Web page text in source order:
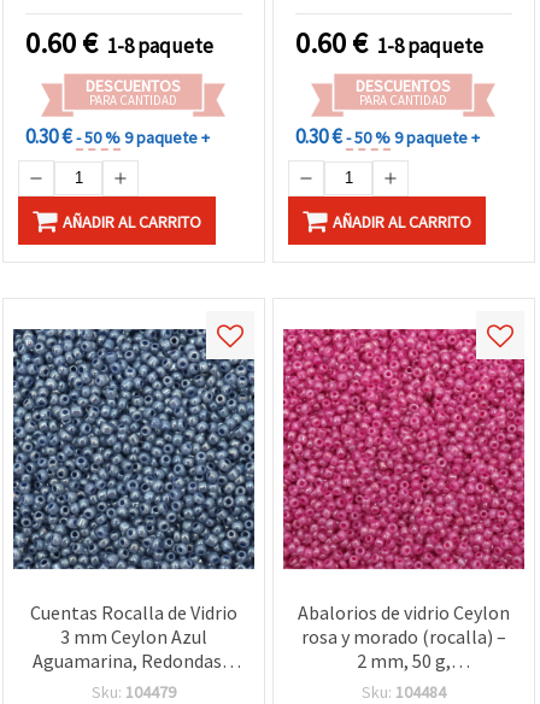
0.60€ 1-8 paquete
DESCUENTOS
PARA CANTIDAD
0.30 €- 50 %9 paquete +
AÑADIR AL CARRITO
0.60€ 1-8 paquete
DESCUENTOS
PARA CANTIDAD
0.30 €- 50 %9 paquete +
AÑADIR AL CARRITO
Cuentas Rocalla de Vidrio
3 mm Ceylon Azul
Aguamarina, Redondas –
Bolsa a Granel de 50 g
Sku: 104479
Abalorios de vidrio Ceylon
rosa y morado (rocalla) –
2 mm, 50 g,
imprescindibles para
Sku: 104484